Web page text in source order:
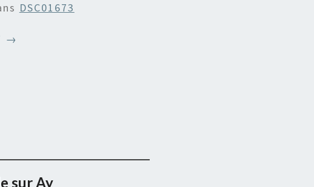
DSC01673
→
sur Ay